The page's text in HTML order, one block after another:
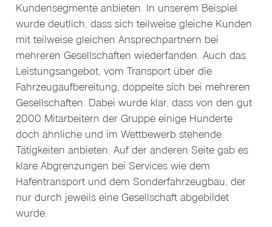
Kundensegmente anbieten. In unserem Beispiel
wurde deutlich, dass sich teilweise gleiche Kunden
mit teilweise gleichen Ansprechpartnern bei
mehreren Gesellschaften wiederfanden. Auch das
Leistungsangebot, vom Transport über die
Fahrzeugaufbereitung, doppelte sich bei mehreren
Gesellschaften. Dabei wurde klar, dass von den gut
2000 Mitarbeitern der Gruppe einige Hunderte
doch ähnliche und im Wettbewerb stehende
Tätigkeiten anbieten. Auf der anderen Seite gab es
klare Abgrenzungen bei Services wie dem
Hafentransport und dem Sonderfahrzeugbau, der
nur durch jeweils eine Gesellschaft abgebildet
wurde.